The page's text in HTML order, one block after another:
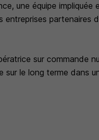
une équipe impliquée
partenaires
sur commande
le long terme dans